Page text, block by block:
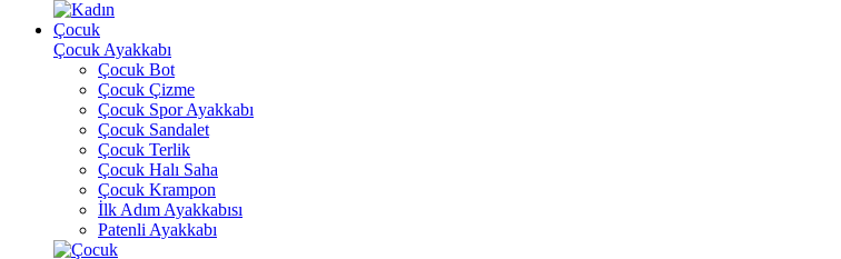
Çocuk
Çocuk Ayakkabı
Çocuk Bot
Çocuk Çizme
Çocuk Spor Ayakkabı
Çocuk Sandalet
Çocuk Terlik
Çocuk Halı Saha
Çocuk Krampon
İlk Adım Ayakkabısı
Patenli Ayakkabı